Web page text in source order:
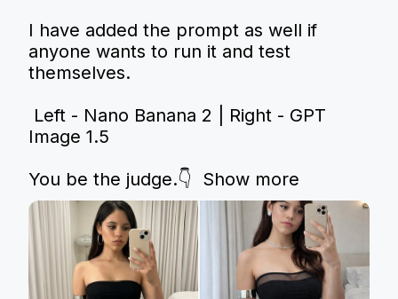
I have added the prompt as well if
anyone wants to run it and test
themselves.
Left - Nano Banana 2 | Right - GPT
Image 1.5
You be the judge.👇
Show more